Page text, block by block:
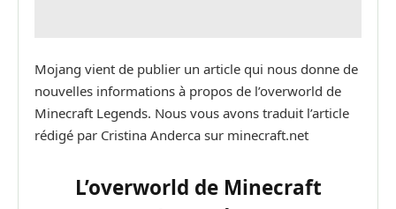
Mojang vient de publier un article qui nous donne de
nouvelles informations à propos de l’overworld de
Minecraft Legends. Nous vous avons traduit l’article
rédigé par Cristina Anderca sur minecraft.net
L’overworld de Minecraft